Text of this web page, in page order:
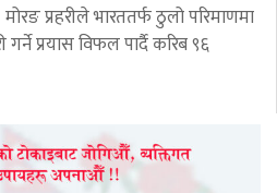
मोरङ प्रहरीले भारततर्फ ठुलो परिमाणमा
गर्ने प्रयास विफल पार्दै करिब ९६